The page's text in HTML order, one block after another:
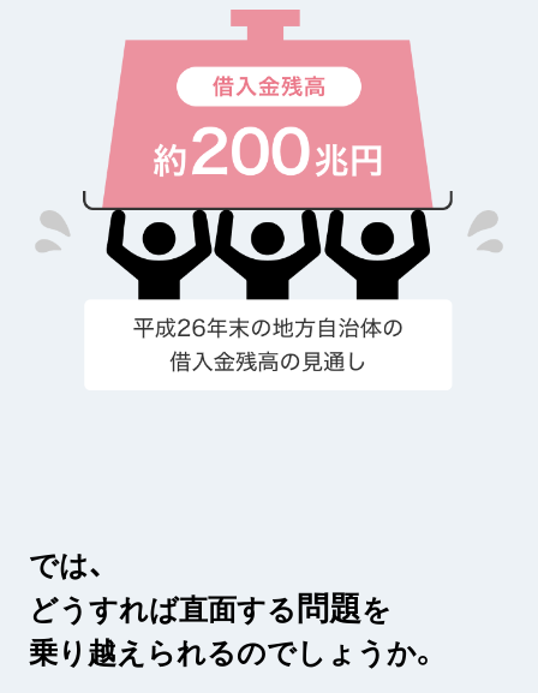
では、
どうすれば直面する 問題を
乗り越えられるのでしょうか。